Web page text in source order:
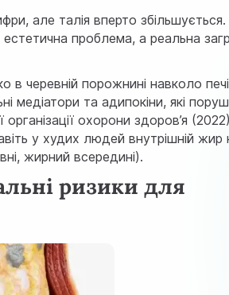
але талія вперто збільшується.
проблема, а реальна
черевній порожнині навколо
медіатори та адипокіни, які
організації охорони здоров’я (2022)
у худих людей внутрішній жир
жирний всередині).
ризики для